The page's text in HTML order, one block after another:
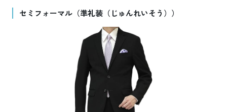
セミフォーマル（準礼装（じゅんれいそう））